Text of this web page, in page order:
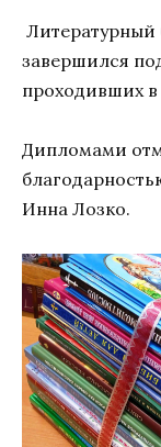
Литературный
завершился
проходивших в
Дипломами
Инна Лозко.